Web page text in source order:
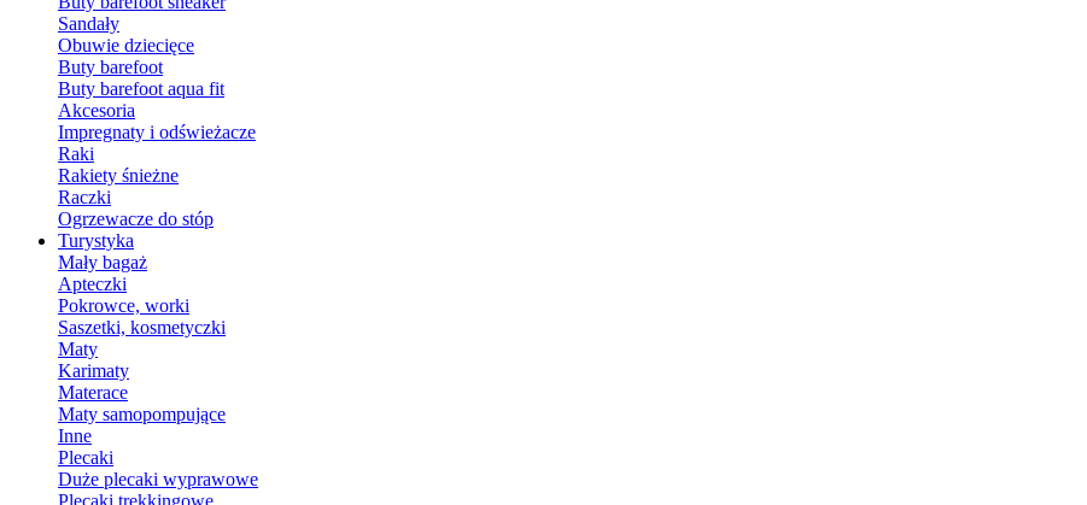
Sandały
Obuwie dziecięce
Buty barefoot
Buty barefoot aqua fit
Akcesoria
Impregnaty i odświeżacze
Raki
Rakiety śnieżne
Raczki
Ogrzewacze do stóp
Turystyka
Mały bagaż
Apteczki
Pokrowce, worki
Saszetki, kosmetyczki
Maty
Karimaty
Materace
Maty samopompujące
Inne
Plecaki
Duże plecaki wyprawowe
Plecaki trekkingowe